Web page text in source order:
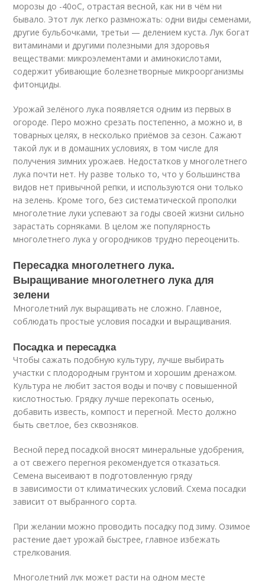
морозы до -40оС, отрастая весной, как ни в чём ни
бывало. Этот лук легко размножать: одни виды семенами,
другие бульбочками, третьи — делением куста. Лук богат
витаминами и другими полезными для здоровья
веществами: микроэлементами и аминокислотами,
содержит убивающие болезнетворные микроорганизмы
фитонциды.
Урожай зелёного лука появляется одним из первых в
огороде. Перо можно срезать постепенно, а можно и, в
товарных целях, в несколько приёмов за сезон. Сажают
такой лук и в домашних условиях, в том числе для
получения зимних урожаев. Недостатков у многолетнего
лука почти нет. Ну разве только то, что у большинства
видов нет привычной репки, и используются они только
на зелень. Кроме того, без систематической прополки
многолетние луки успевают за годы своей жизни сильно
зарастать сорняками. В целом же популярность
многолетнего лука у огородников трудно переоценить.
Пересадка многолетнего лука.
Выращивание многолетнего лука для
зелени
Многолетний лук выращивать не сложно. Главное,
соблюдать простые условия посадки и выращивания.
Посадка и пересадка
Чтобы сажать подобную культуру, лучше выбирать
участки с плодородным грунтом и хорошим дренажом.
Культура не любит застоя воды и почву с повышенной
кислотностью. Грядку лучше перекопать осенью,
добавить известь, компост и перегной. Место должно
быть светлое, без сквозняков.
Весной перед посадкой вносят минеральные удобрения,
а от свежего перегноя рекомендуется отказаться.
Семена высеивают в подготовленную гряду
в зависимости от климатических условий. Схема посадки
зависит от выбранного сорта.
При желании можно проводить посадку под зиму. Озимое
растение дает урожай быстрее, главное избежать
стрелкования.
Многолетний лук может расти на одном месте